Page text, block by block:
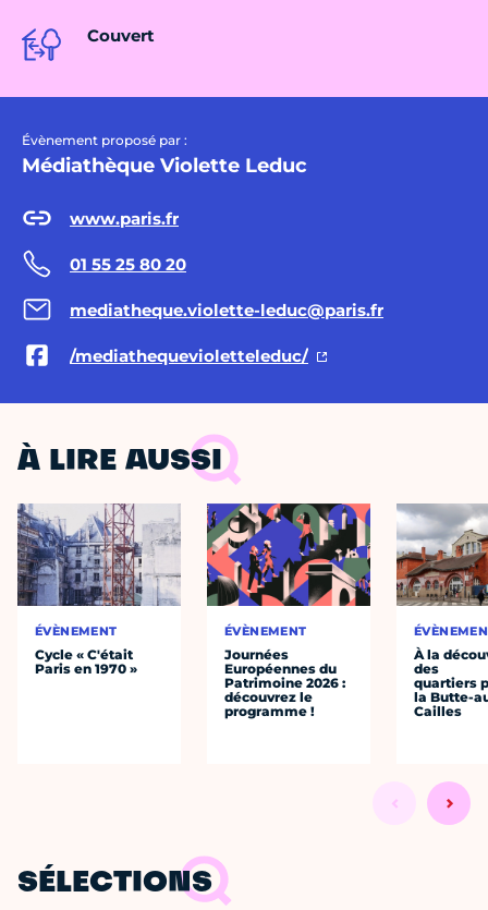
Couvert
Évènement proposé par :
Médiathèque Violette Leduc
www.paris.fr
01 55 25 80 20
mediatheque.violette-leduc@paris.fr
/mediathequevioletteleduc/
À LIRE AUSSI
ÉVÈNEMENT
Cycle « C'était
Paris en 1970 »
ÉVÈNEMENT
Journées
Européennes du
Patrimoine 2026 :
découvrez le
programme !
À la
des
quartiers
la Butte-
Cailles
SÉLECTIONS